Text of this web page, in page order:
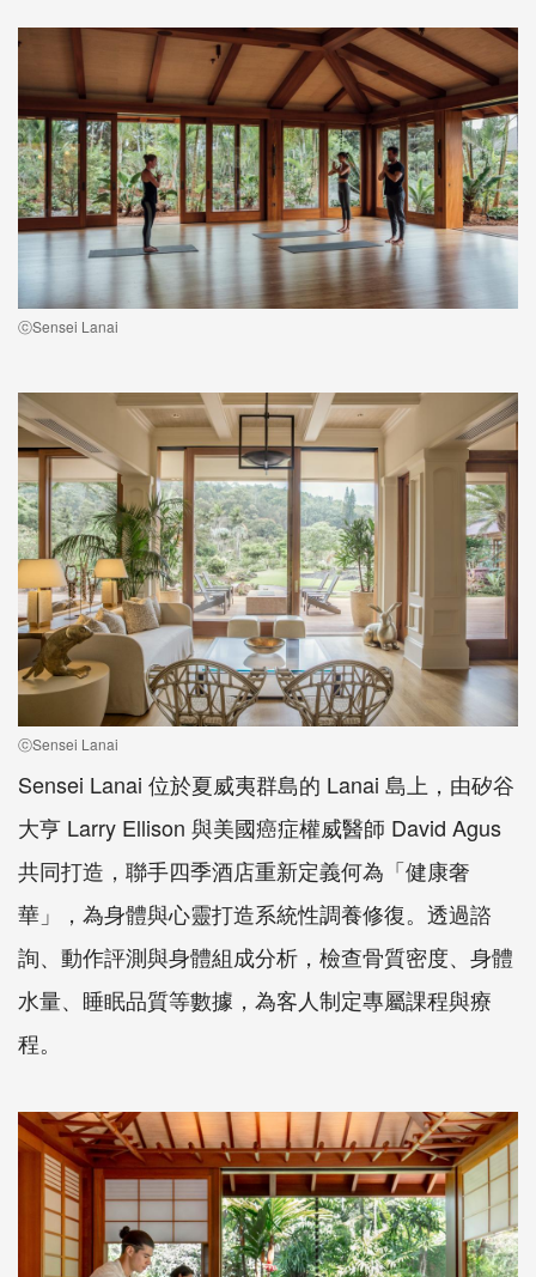
ⓒSensei Lanai
ⓒSensei Lanai
Sensei Lanai 位於夏威夷群島的 Lanai 島上，由矽谷
大亨 Larry Ellison 與美國癌症權威醫師 David Agus
共同打造，聯手四季酒店重新定義何為「健康奢
華」，為身體與心靈打造系統性調養修復。透過諮
詢、動作評測與身體組成分析，檢查骨質密度、身體
水量、睡眠品質等數據，為客人制定專屬課程與療
程。